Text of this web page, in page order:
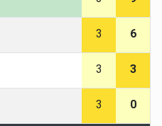
3 6
3 3
3 0